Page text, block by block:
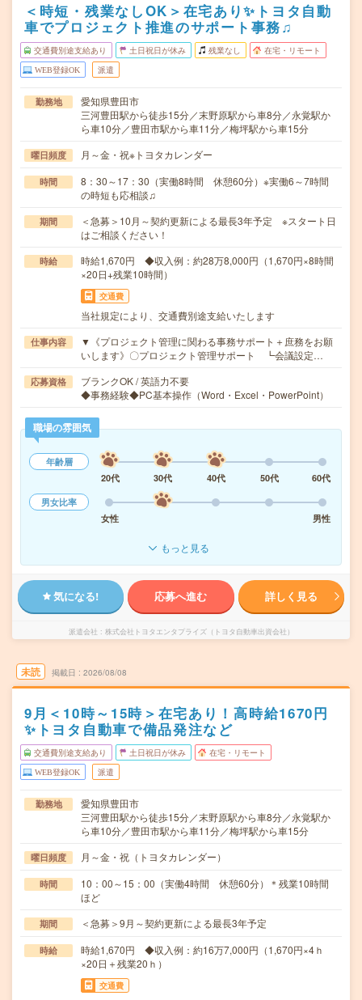
＜時短・残業なしOK＞在宅あり✨トヨタ自動
車でプロジェクト推進のサポート事務♫
交通費別途支給あり 土日祝日が休み 残業なし 在宅・リモート
WEB登録OK 派遣
勤務地
愛知県豊田市
三河豊田駅から徒歩15分／末野原駅から車8分／永覚駅か
ら車10分／豊田市駅から車11分／梅坪駅から車15分
曜日頻度 月～金・祝※トヨタカレンダー
時間
8：30～17：30（実働8時間 休憩60分）※実働6～7時間
の時短も応相談♫
期間
＜急募＞10月～契約更新による最長3年予定 ※スタート日
はご相談ください！
時給
時給1,670円 ◆収入例：約28万8,000円（1,670円×8時間
×20日+残業10時間）
交通費
当社規定により、交通費別途支給いたします
仕事内容
▼《プロジェクト管理に関わる事務サポート＋庶務をお願
いします》〇プロジェクト管理サポート ┗会議設定…
応募資格
ブランクOK / 英語力不要
◆事務経験◆PC基本操作（Word・Excel・PowerPoint）
職場の雰囲気
年齢層
20代
30代 40代 50代
60代
男女比率
女性
男性
もっと見る
気になる! 応募へ進む 詳しく見る
派遣会社 株式会社トヨタエンタプライズ（トヨタ自動車出資会社）
未読 掲載日 2026/08/08
9月＜10時～15時＞在宅あり！高時給1670円
✨トヨタ自動車で備品発注など
交通費別途支給あり 土日祝日が休み 在宅・リモート
WEB登録OK 派遣
勤務地
愛知県豊田市
三河豊田駅から徒歩15分／末野原駅から車8分／永覚駅か
ら車10分／豊田市駅から車11分／梅坪駅から車15分
曜日頻度 月～金・祝（トヨタカレンダー）
時間
10：00～15：00（実働4時間 休憩60分）＊残業10時間
ほど
期間 ＜急募＞9月～契約更新による最長3年予定
時給
時給1,670円 ◆収入例：約16万7,000円（1,670円×4ｈ
×20日＋残業20ｈ）
交通費